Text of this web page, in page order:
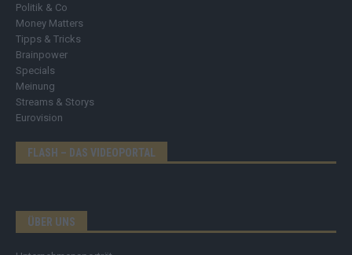
Politik & Co
Money Matters
Tipps & Tricks
Brainpower
Specials
Meinung
Streams & Storys
Eurovision
FLASH – DAS VIDEOPORTAL
ÜBER UNS